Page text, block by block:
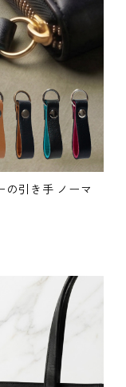
の引き手 ノーマ